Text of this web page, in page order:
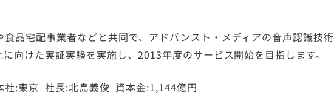
品宅配事業者などと共同で、アドバンスト・メディアの音声認識技術
向けた実証実験を実施し、2013年度のサービス開始を目指します。
京 社長:北島義俊 資本金:1,144億円